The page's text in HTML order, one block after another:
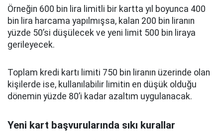
Örneğin 600 bin lira limitli bir kartta yıl boyunca 400
bin lira harcama yapılmışsa, kalan 200 bin liranın
yüzde 50’si düşülecek ve yeni limit 500 bin liraya
gerileyecek.
Toplam kredi kartı limiti 750 bin liranın üzerinde olan
kişilerde ise, kullanılabilir limitin en düşük olduğu
dönemin yüzde 80’i kadar azaltım uygulanacak.
Yeni kart başvurularında sıkı kurallar